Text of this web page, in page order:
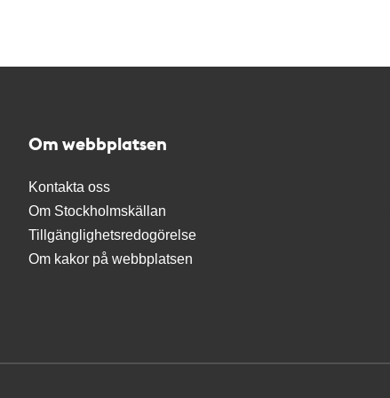
Om webbplatsen
Kontakta oss
Om Stockholmskällan
Tillgänglighetsredogörelse
Om kakor på webbplatsen